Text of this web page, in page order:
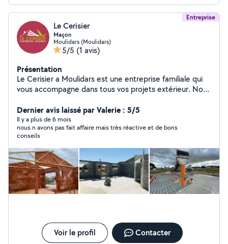
Entreprise
Le Cerisier
Maçon
Moulidars (Moulidars)
5/5 (1 avis)
Présentation
Le Cerisier a Moulidars est une entreprise familiale qui
vous accompagne dans tous vos projets extérieur. Nous
au service des particuliers. N'hésitez pas à nous
contacter pour obtenir un devis gratuit, nos prestations
seront de qualité et couvert par une garantie décennale
Dernier avis laissé par Valerie : 5/5
Il y a plus de 6 mois
nous n avons pas fait affaire mais très réactive et de bons
conseils
Voir le profil Contacter